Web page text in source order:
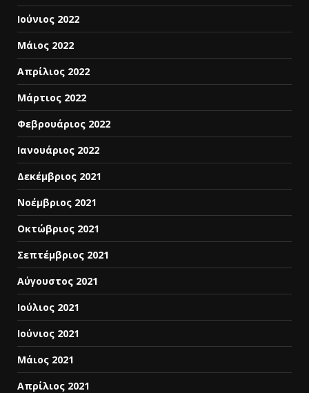
Ιούνιος 2022
Μάιος 2022
Απρίλιος 2022
Μάρτιος 2022
Φεβρουάριος 2022
Ιανουάριος 2022
Δεκέμβριος 2021
Νοέμβριος 2021
Οκτώβριος 2021
Σεπτέμβριος 2021
Αύγουστος 2021
Ιούλιος 2021
Ιούνιος 2021
Μάιος 2021
Απρίλιος 2021